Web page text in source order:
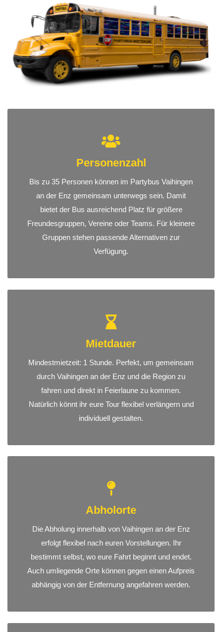
Personenzahl
Bis zu 35 Personen können im Partybus Vaihingen
an der Enz gemeinsam unterwegs sein. Damit
bietet der Bus ausreichend Platz für größere
Freundesgruppen, Vereine oder Teams. Für kleinere
Gruppen stehen passende Alternativen zur
Verfügung.
Mietdauer
Mindestmietzeit: 1 Stunde. Perfekt, um gemeinsam
durch Vaihingen an der Enz und die Region zu
fahren und direkt in Feierlaune zu kommen.
Natürlich könnt ihr eure Tour flexibel verlängern und
individuell gestalten.
Abholorte
Die Abholung innerhalb von Vaihingen an der Enz
erfolgt flexibel nach euren Vorstellungen. Ihr
bestimmt selbst, wo eure Fahrt beginnt und endet.
Auch umliegende Orte können gegen einen Aufpreis
abhängig von der Entfernung angefahren werden.